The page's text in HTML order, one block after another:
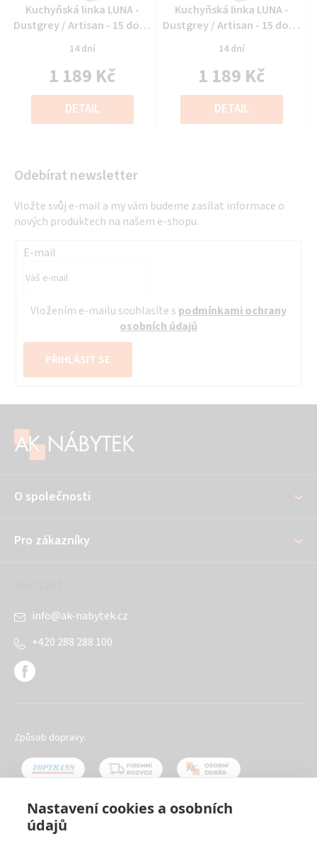
Nastavení cookies a osobních
údajů
Průměrné
hodnocení
produktu
je
0,0
z
5
Kuchyňská linka LUNA -
Dustgrey / Artisan - 15 dolní
regál (15 D OTW)
14 dní
1 189 Kč
Měrná
cena:
DETAIL
Průměrné
hodnocení
produktu
je
0,0
z
5
Kuchyňská linka LUNA -
Dustgrey / Artisan - 15 dolní
regál (15 D OTW)
14 dní
1 189 Kč
Měrná
cena:
DETAIL
Odebírat newsletter
Vložte svůj e-mail a my vám budeme zasílat informace o
nových produktech na našem e-shopu.
E-mail
Vložením e-mailu souhlasíte s podmínkami ochrany
osobních údajů
PŘIHLÁSIT SE
O společnosti
Pro zákazníky
info@ak-nabytek.cz
+420 288 288 100
Způsob dopravy: